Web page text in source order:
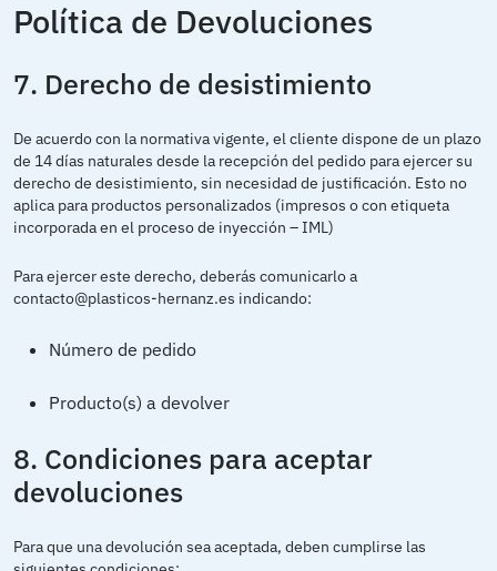
Política de Devoluciones
7. Derecho de desistimiento
De acuerdo con la normativa vigente, el cliente dispone de un plazo
de 14 días naturales desde la recepción del pedido para ejercer su
derecho de desistimiento, sin necesidad de justificación. Esto no
aplica para productos personalizados (impresos o con etiqueta
incorporada en el proceso de inyección – IML)
Para ejercer este derecho, deberás comunicarlo a
contacto@plasticos-hernanz.es indicando:
Número de pedido
Producto(s) a devolver
8. Condiciones para aceptar
devoluciones
Para que una devolución sea aceptada, deben cumplirse las